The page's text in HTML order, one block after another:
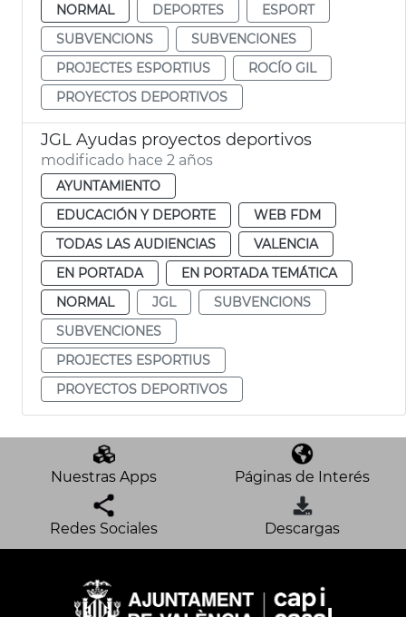
NORMAL
DEPORTES
ESPORT
SUBVENCIONS
SUBVENCIONES
PROJECTES ESPORTIUS
ROCÍO GIL
PROYECTOS DEPORTIVOS
JGL Ayudas proyectos deportivos
modificado hace 2 años
AYUNTAMIENTO
EDUCACIÓN Y DEPORTE
WEB FDM
TODAS LAS AUDIENCIAS
VALENCIA
EN PORTADA
EN PORTADA TEMÁTICA
NORMAL
JGL
SUBVENCIONS
SUBVENCIONES
PROJECTES ESPORTIUS
PROYECTOS DEPORTIVOS
Nuestras Apps Páginas de Interés
Redes Sociales Descargas